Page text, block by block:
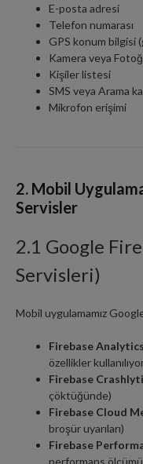
E-posta adresi
Telefon numarası
GPS konum bilgisi
Kamera veya
Kişiler listesi
SMS veya Arama
Mikrofon erişimi
2. Mobil
Servisler
2.1 Google
Servisleri)
Mobil uygulamamız
Firebase
özellikler
Firebase
çöktüğünde)
Firebase Cloud
broşür uyarıları)
Firebase